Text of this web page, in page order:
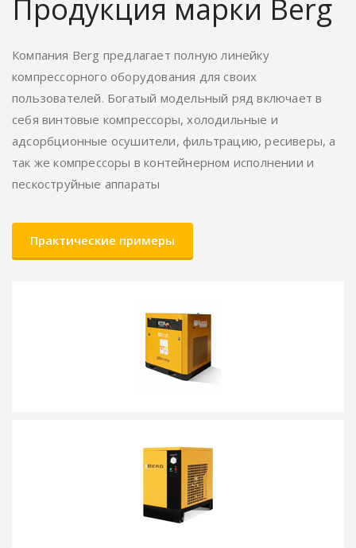
Продукция марки Berg
Компания Berg предлагает полную линейку
компрессорного оборудования для своих
пользователей. Богатый модельный ряд включает в
себя винтовые компрессоры, холодильные и
адсорбционные осушители, фильтрацию, ресиверы, а
так же компрессоры в контейнерном исполнении и
пескоструйные аппараты
Практические примеры